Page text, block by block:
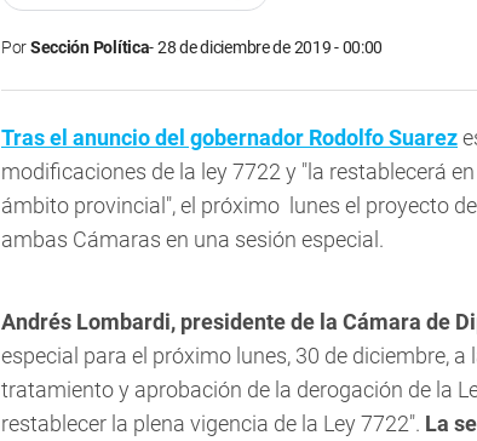
PorSección Política 28 de diciembre de 2019 - 00:00
Tras el anuncio del gobernador Rodolfo Suarez
modificaciones de la ley 7722 y "la restablecerá
ámbito provincial", el próximo lunes el proyecto
ambas Cámaras en una sesión especial.
Andrés Lombardi, presidente de la Cámara de
especial para el próximo lunes, 30 de diciembre, a
tratamiento y aprobación de la derogación de la
restablecer la plena vigencia de la Ley 7722". La